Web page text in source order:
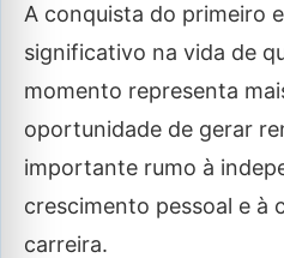
A conquista do primeiro
significativo na vida de
momento representa
oportunidade de gerar
importante rumo à
crescimento pessoal e à
carreira.